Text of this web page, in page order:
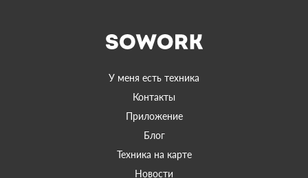
У меня есть техника
Контакты
Приложение
Блог
Техника на карте
Новости